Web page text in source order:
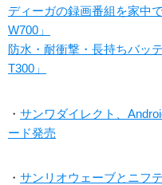
ディーガの録画番組を家中
W700」
防水・耐衝撃・長持ちバッ
T300」
・ サンワダイレクト、
ード発売
・ サンリオウェーブとニフ